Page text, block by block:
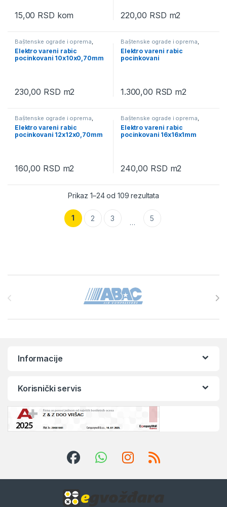
15,00 RSD kom 220,00 RSD m2
Baštenske ograde i oprema,
Baštenski program , Rabic pletiva
Elektro vareni rabic
pocinkovani 10x10x0,70mm
230,00 RSD m2
Baštenske ograde i oprema,
Baštenski program , Rabic pletiva
Elektro vareni rabic
pocinkovani
1.300,00 RSD m2
Baštenske ograde i oprema,
Baštenski program , Rabic pletiva
Elektro vareni rabic
pocinkovani 12x12x0,70mm
160,00 RSD m2
Baštenske ograde i oprema,
Baštenski program , Rabic pletiva
Elektro vareni rabic
pocinkovani 16x16x1mm
240,00 RSD m2
Prikaz 1–24 od 109 rezultata
1 2 3 … 5
Brands Carousel
Informacije
Korisnički servis